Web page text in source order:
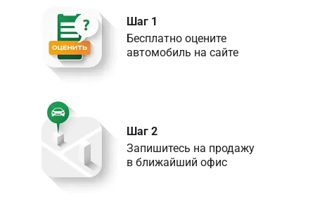
Шаг 1
Бесплатно оцените
Шаг 2
Запишитесь на продажу
в ближайший офис